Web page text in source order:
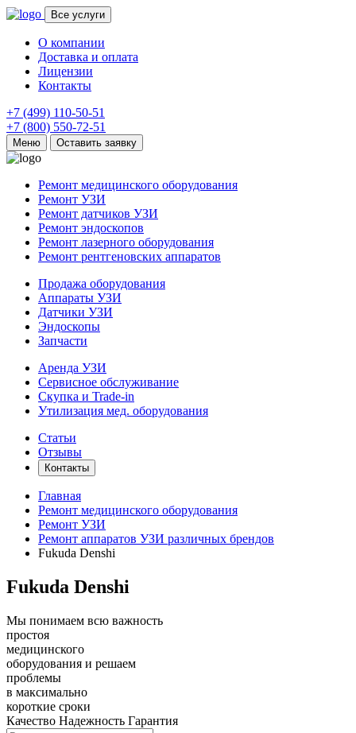
Все услуги
О компании
Доставка и оплата
Лицензии
Контакты
+7 (499) 110-50-51
+7 (800) 550-72-51
Меню Оставить заявку
Ремонт медицинского оборудования
Ремонт УЗИ
Ремонт датчиков УЗИ
Ремонт эндоскопов
Ремонт лазерного оборудования
Ремонт рентгеновских аппаратов
Продажа оборудования
Аппараты УЗИ
Датчики УЗИ
Эндоскопы
Запчасти
Аренда УЗИ
Сервисное обслуживание
Скупка и Trade-in
Утилизация мед. оборудования
Статьи
Отзывы
Контакты
Главная
Ремонт медицинского оборудования
Ремонт УЗИ
Ремонт аппаратов УЗИ различных брендов
Fukuda Denshi
Fukuda Denshi
Мы понимаем всю важность
простоя
медицинского
оборудования и решаем
проблемы
в максимально
короткие сроки
Качество Надежность Гарантия